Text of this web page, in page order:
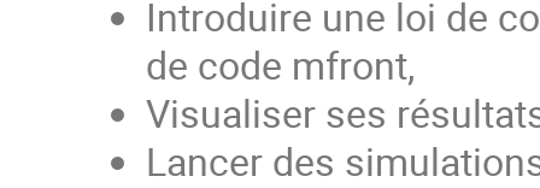
Introduire une loi de
de code mfront,
Visualiser ses
Lancer des